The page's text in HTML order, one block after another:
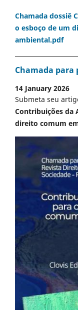
Chamada dossiê
o esboço de um
ambiental.pdf
Chamada para
14 January 2026
Submeta seu
Contribuições da
direito comum